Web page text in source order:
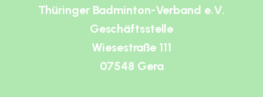
Thüringer Badminton-Verband e.V.
Geschäftsstelle
Wiesestraße 111
07548 Gera